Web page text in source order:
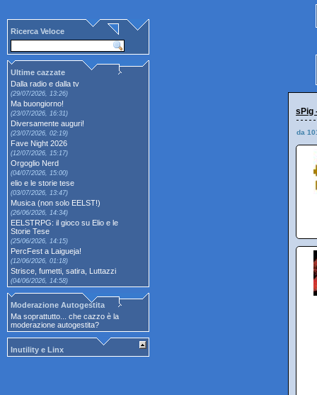
Ricerca Veloce
Ultime cazzate
Dalla radio e dalla tv
(29/07/2026, 13:26)
Ma buongiorno!
(23/07/2026, 16:31)
Diversamente auguri!
(23/07/2026, 02:19)
Fave Night 2026
(12/07/2026, 15:17)
Orgoglio Nerd
(04/07/2026, 15:00)
elio e le storie tese
(03/07/2026, 13:47)
Musica (non solo EELST!)
(26/06/2026, 14:34)
EELSTRPG: il gioco su Elio e le
Storie Tese
(25/06/2026, 14:15)
PercFest a Laigueja!
(12/06/2026, 01:18)
Strisce, fumetti, satira, Luttazzi
(04/06/2026, 14:58)
Moderazione Autogestita
Ma soprattutto... che cazzo è la
moderazione autogestita?
Inutility e Linx
sPig
da